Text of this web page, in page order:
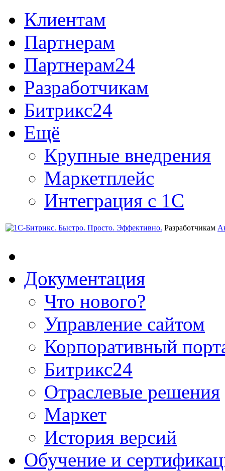
Клиентам
Партнерам
Партнерам24
Разработчикам
Битрикс24
Ещё
Крупные внедрения
Маркетплейс
Интеграция с 1С
Разработчикам
Документация
Что нового?
Управление сайтом
Корпоративный
Битрикс24
Отраслевые решения
Маркет
История версий
Обучение и